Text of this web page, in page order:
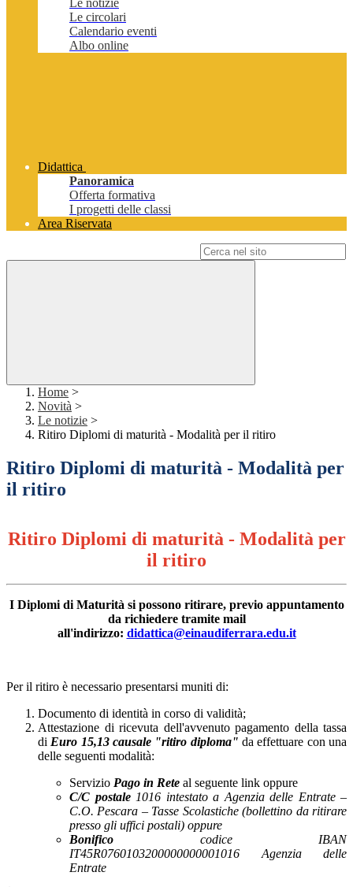
Le notizie
Le circolari
Calendario eventi
Albo online
Didattica
Panoramica
Offerta formativa
I progetti delle classi
Area Riservata
Home >
Novità >
Le notizie >
Ritiro Diplomi di maturità - Modalità per il ritiro
Ritiro Diplomi di maturità - Modalità per
il ritiro
Ritiro Diplomi di maturità - Modalità per
il ritiro
I Diplomi di Maturità si possono ritirare, previo appuntamento
da richiedere tramite mail
all'indirizzo: didattica@einaudiferrara.edu.it
Per il ritiro è necessario presentarsi muniti di:
Documento di identità in corso di validità;
Attestazione di ricevuta dell'avvenuto pagamento della tassa
di Euro 15,13 causale "ritiro diploma" da effettuare con una
delle seguenti modalità:
Servizio Pago in Rete al seguente link oppure
C/C postale1016 intestato a Agenzia delle Entrate –
C.O. Pescara – Tasse Scolastiche (bollettino da ritirare
presso gli uffici postali) oppure
Bonifico codice IBAN
IT45R0760103200000000001016 Agenzia delle
Entrate